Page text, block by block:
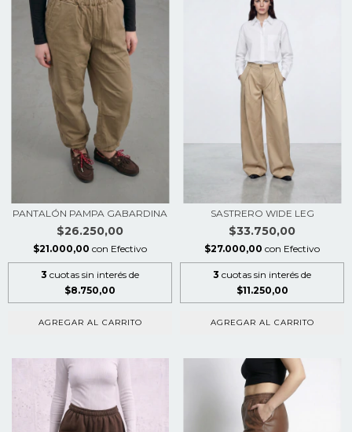
PANTALÓN PAMPA GABARDINA
$26.250,00
$21.000,00 con Efectivo
3 cuotas sin interés de
$8.750,00
AGREGAR AL CARRITO
SASTRERO WIDE LEG
$33.750,00
$27.000,00 con Efectivo
3 cuotas sin interés de
$11.250,00
AGREGAR AL CARRITO